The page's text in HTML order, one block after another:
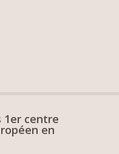
1er centre
en